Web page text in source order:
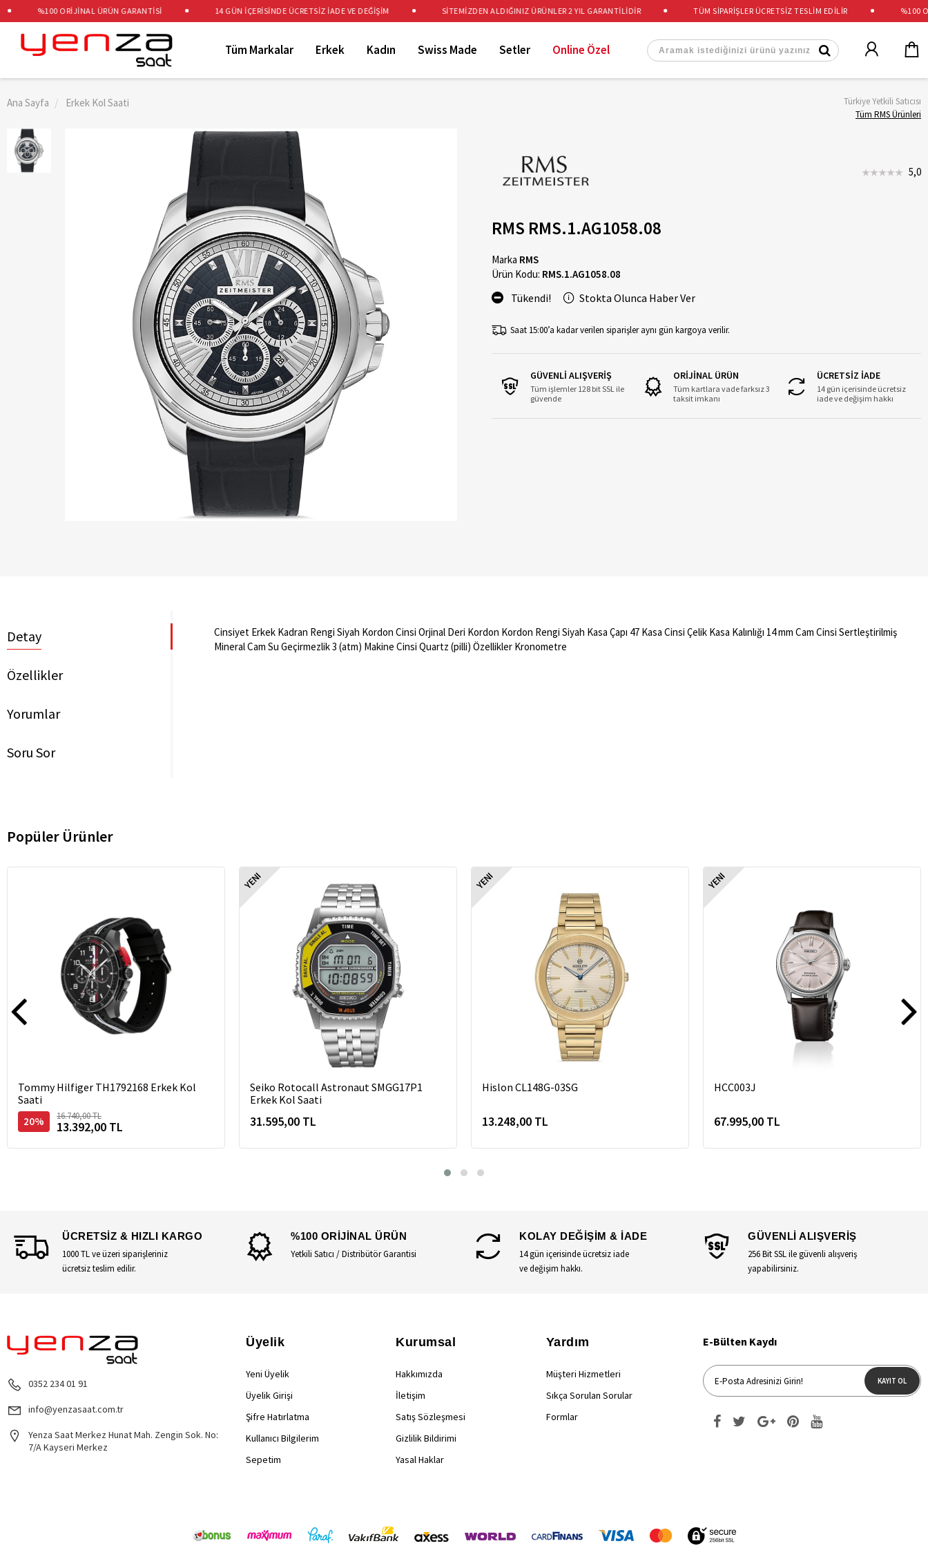
TÜM SİPARİŞLER ÜCRETSİZ TESLİM EDİLİR %100
%100 ORİJİNAL ÜRÜN GARANTİSİ 14 GÜN İÇERİSİNDE ÜCRETSİZ İADE VE DEĞİŞİM SİTEMİZDEN ALDIĞINIZ ÜRÜNLER 2 YIL GARANTİLİDİR
Tüm Markalar Erkek Kadın Swiss Made Setler Online Özel
Ana Sayfa Erkek Kol Saati
Türkiye Yetkili Satıcısı
Tüm RMS Ürünleri
5,0
RMS RMS.1.AG1058.08
Marka RMS
Ürün Kodu: RMS.1.AG1058.08
Tükendi! Stokta Olunca Haber Ver
Saat 15:00’a kadar verilen siparişler aynı gün kargoya verilir.
GÜVENLİ ALIŞVERİŞ
Tüm işlemler 128 bit SSL ile
güvende
ORİJİNAL ÜRÜN
Tüm kartlara vade farksız 3
taksit imkanı
ÜCRETSİZ İADE
14 gün içerisinde ücretsiz
iade ve değişim hakkı
Detay
Özellikler
Yorumlar
Soru Sor
Cinsiyet Erkek Kadran Rengi Siyah Kordon Cinsi Orjinal Deri Kordon Kordon Rengi Siyah Kasa Çapı 47 Kasa Cinsi Çelik Kasa Kalınlığı 14 mm Cam Cinsi Sertleştirilmiş
Mineral Cam Su Geçirmezlik 3 (atm) Makine Cinsi Quartz (pilli) Özellikler Kronometre
Popüler Ürünler
Tommy Hilfiger TH1792168 Erkek Kol
Saati
20% 16.740,00 TL
13.392,00 TL
YENI
Seiko Rotocall Astronaut SMGG17P1
Erkek Kol Saati
31.595,00 TL
YENI
Hislon CL148G-03SG
13.248,00 TL
YENI
HCC003J
67.995,00 TL
ÜCRETSİZ & HIZLI KARGO
1000 TL ve üzeri siparişleriniz
ücretsiz teslim edilir.
%100 ORİJİNAL ÜRÜN
Yetkili Satıcı / Distribütör Garantisi
KOLAY DEĞİŞİM & İADE
14 gün içerisinde ücretsiz iade
ve değişim hakkı.
GÜVENLİ ALIŞVERİŞ
256 Bit SSL ile güvenli alışveriş
yapabilirsiniz.
0352 234 01 91
info@yenzasaat.com.tr
Yenza Saat Merkez Hunat Mah. Zengin Sok. No:
7/A Kayseri Merkez
Üyelik
Yeni Üyelik
Üyelik Girişi
Şifre Hatırlatma
Kullanıcı Bilgilerim
Sepetim
Kurumsal
Hakkımızda
İletişim
Satış Sözleşmesi
Gizlilik Bildirimi
Yasal Haklar
Yardım
Müşteri Hizmetleri
Sıkça Sorulan Sorular
Formlar
E-Bülten Kaydı
KAYIT OL